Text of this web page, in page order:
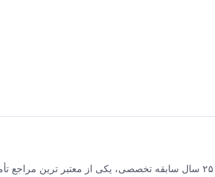
برق و صنعت جلیلی مرکز فروش محصولات برق صنعتی و اتوماسیون در ایران، با بیش از ۲۵ سال سابقه تخصصی، یکی از معتبر ترین